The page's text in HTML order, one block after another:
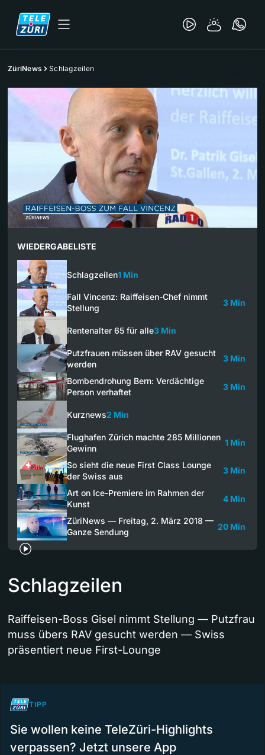
ZüriNews Schlagzeilen
WIEDERGABELISTE
Schlagzeilen1 Min
Fall Vincenz: Raiffeisen-Chef nimmt
Stellung
3 Min
Rentenalter 65 für alle3 Min
Putzfrauen müssen über RAV gesucht
werden
3 Min
Bombendrohung Bern: Verdächtige
Person verhaftet
3 Min
Kurznews2 Min
Flughafen Zürich machte 285 Millionen
Gewinn
1 Min
So sieht die neue First Class Lounge
der Swiss aus
3 Min
Art on Ice-Premiere im Rahmen der
Kunst
4 Min
ZüriNews — Freitag, 2. März 2018 —
Ganze Sendung
20 Min
Schlagzeilen
Raiffeisen-Boss Gisel nimmt Stellung — Putzfrau
muss übers RAV gesucht werden — Swiss
präsentiert neue First-Lounge
TIPP
Sie wollen keine TeleZüri-Highlights
verpassen? Jetzt unsere App